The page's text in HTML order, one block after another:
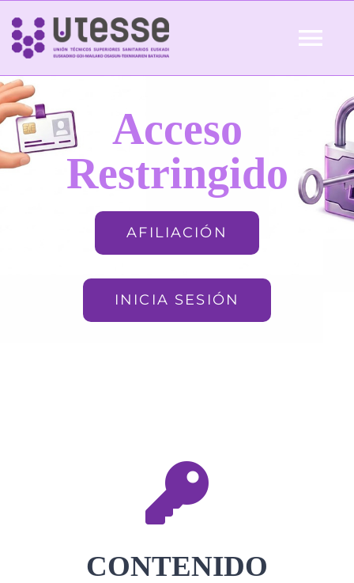
Skip
content
Inicio
QUIÉNES SOMOS Acceso
Restringido
AFILIACIÓN
INICIA SESIÓN
CONTENIDO